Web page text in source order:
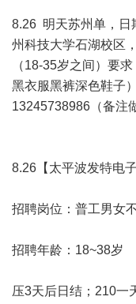
8.26 明天苏州单，日
州科技大学石湖校区
（18-35岁之间）要
黑衣服黑裤深色鞋子
13245738986（备注
8.26【太平波发特电
招聘岗位：普工男女
招聘年龄：18~38岁
压3天后日结；210一